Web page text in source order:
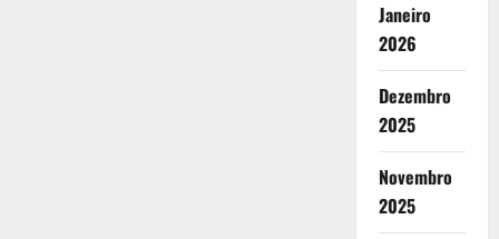
Janeiro
2026
Dezembro
2025
Novembro
2025